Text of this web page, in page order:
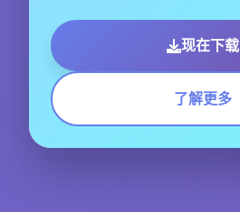
现在下载
了解更多